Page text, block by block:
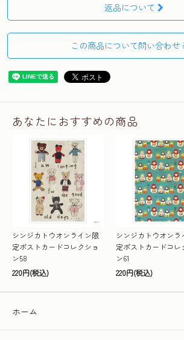
返品について
この商品について問い合わせ
あなたにおすすめの商品
シンジカトウオンライン限
定ポストカードコレクショ
ン58
220円(税込)
シンジカトウオンラ
定ポストカードコレ
ン61
220円(税込)
ホーム